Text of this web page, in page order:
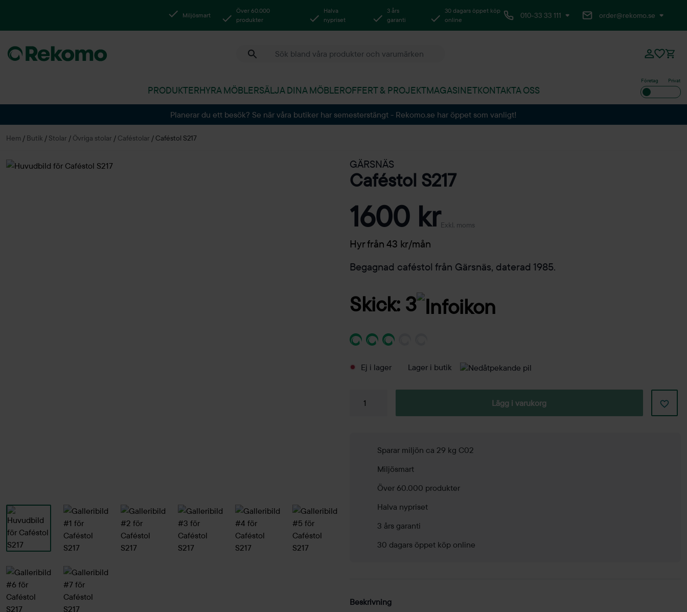
Miljösmart
Över 60.000
produkter
Halva
nypriset
3 års
garanti
30 dagars öppet köp
online
010-33 33 111 order@rekomo.se
PRODUKTERHYRA MÖBLERSÄLJA DINA MÖBLEROFFERT & PROJEKTMAGASINETKONTAKTA OSS
Företag Privat
Planerar du ett besök? Se när våra butiker har semesterstängt - Rekomo.se har öppet som vanligt!
Hem / Butik / Stolar / Övriga stolar / Caféstolar / Caféstol S217
GÄRSNÄS
Caféstol S217
1600 krExkl. moms
Hyr från 43 kr/mån
Begagnad caféstol från Gärsnäs, daterad 1985.
Skick: 3
Ej i lager Lager i butik
Caféstol
Lägg i varukorg
Sparar miljön ca 29 kg C02
Miljösmart
Över 60.000 produkter
Halva nypriset
3 års garanti
30 dagars öppet köp online
Beskrivning